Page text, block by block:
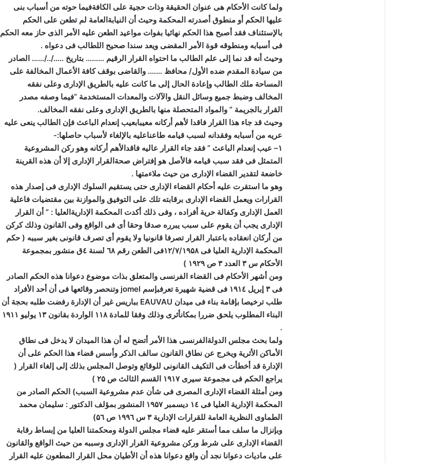
ولما كانت الأحكام هى عنوان الحقيقة وذات حجية على الكافةفيما حوته من أسباب بنى
عليها الحكم أو منطوق أصدرته المحكمة وحيث أن النيابةالعامة لم تطعن على الحكم
بالإستئناف فقد أصبح هذا الحكم نهائيا بفوات مواعيد الطعن عليه الأمر الذى حاز معه الحكم
فى أسبابه ومنطوقه قوة الأمر المقضى ويعد سندا صحيح اللطالب فى دعواه .
وحيث أنه قد نما إلى علم الطالب ما احتواه القرار الرقيم ……… بتاريخ …../../…… الصادر
من سيادة المقدم ضده الأول/ محافظ ……. والقاضى بوقف كافة الأعمال المخالفة على
المساحة ملك الطالب وإعادة الحال إلى ما كانت عليه بالطريق الإدارى وعلى نفقه
المخالف وضبط جميع وسائل النقل والآلات والمعدات المستخدمة “فيما وصفه مصدر
القرار بالجريمة ” والمواد المتحصلة منها بالطريق الإدارى وعلى نفقه المخالف.
وحيث قد جاء هذا القرار فاقدا لأهم أركانه معيبابعيب إنعدام الباعث فإن الطالب ينعى عليه
عريه من أسبابه وفقدانه لسبب قيامه طاعناعليه بالإلغاء لأسباب حاصلها:-
۱– عيب إنعدام الباعث ” فقد جاء القرار عاليه فاقدالأهم أركانه وهو ركن المشروعية
المتمثل فى فقد سبب قيامه فالأصل هو إفتراض صحةالقرار الإدارى إلا أن هذه القرينة
خاضعة لتقدير القضاء الإدارى من حيث ملاءمتها .
وهو ما استقرت عليه أحكام القضاء الإدارى حتى يستقيم السلوك الإدارى فى إصدار هذه
القرارات ويعمل القضاء الإدارى برقابته تلك على التوفيق والموازنة بين مقتضيات فاعلية
العمل الإدارى وكفالة حرية أفراده ، وفى ذلك أكدت المحكمة الإداريةالعليا : ” أن القرار
الإدارى يجب أن يقوم على سبب يبرره صدقا وحقا أى فى الواقع وفى القانون وذلك كركن
من أركان انعقاده باعتبار القرار تصرفا قانونيا ولا يقوم أى تصرف قانونى بغير سببه ( حكم
المحكمة الإدارية العليا فى۱۲/۷/۱۹۵۸فى الطعن رقم ٦۸
لسنة ٤ق منشور بمجموعة
الأحكام س۳ العدد۳ ص ۱۹۲۹ )
ومن أشهر الأحكام فى القضاء الفرنسى والمتعلق بذات موضوع دعوانا هذه الحكم الصادر
فى۳ إبريل ۱۹۱٤ فى قضية شهيرة تعرفبإسم jomel وتنحصر وقائعها فى أن أحد الأفراد
طلب ترخيصا بإقامة بناء فى ميدان EAUVAU بباريس غير أن الإدارة رفضت طلبه بحجة أن
البناء المطلوب يلحق ضررا بمكانأثرى وذلك وفقا للمادة۱۱۸ الواردة بقانون۱۳ يوليو ۱۹۱۱
.
ولما بحث مجلس الدولةالفرنسى هذا الأمر أتضح له أن هذا الميدان لا يدخل فى نطاق
الأماكن الأثرية ويخرج عن نطاق القانون سالف الذكر وأسس قضاء هذا الحكم على أن
الإدارة قد أخطأت فى التكيف القانونى للوقائع وتوصل المجلس بذلك إلى إلغاء القرار (
يراجع الحكم فى مجموعة سيرى۱۹۱۷ القسم الثالث ص ۲۵ )
ومن أمثلة القضاء الإدارى المصرى فى شأن عدم مشروعية السبب) الحكم الصادر من
المحكمة الإدارية العليا فى
۱٤ ديسمبر۱۹۵۷ المنشور بمؤلف الدكتور : سليمان محمد
الطماوى النظرية العامة للقرارات الإدارية۳ س ۱۹۹٦ ص ۵٦ )
وبإنزال ما سلف مما أستقر عليه قضاء مجلس الدولة ومحكمتنا العليا من إبساط رقابة
القضاء الإدارى على شرط وركن مشروعية القرار الإدارى وسببه من حيث الواقع والقانون
على ماديات دعوانا نجد أن واقع دعوانا هذه أن الأطيان محل القرار المطعون عليه القرار